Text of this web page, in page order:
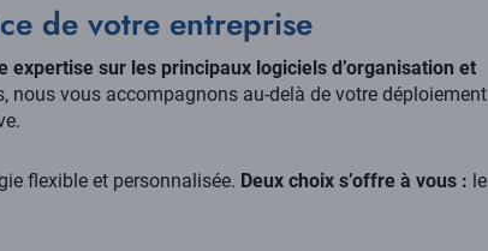
de votre entreprise
expertise sur les principaux logiciels d’organisation et
nous vous accompagnons au-delà de votre déploiement
flexible et personnalisée. Deux choix s’offre à vous : le